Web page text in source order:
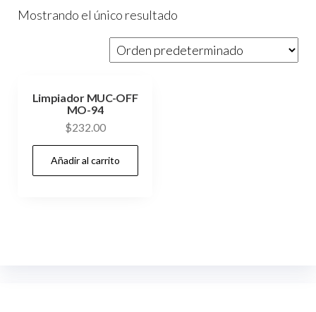
Mostrando el único resultado
Limpiador MUC-OFF
MO-94
$232.00
Añadir al carrito